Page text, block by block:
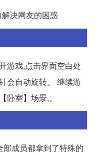
决网友的困惑
游戏,点击界面空白处
会自动旋转。 继续游
卧室】场景,。
成员都拿到了特殊的